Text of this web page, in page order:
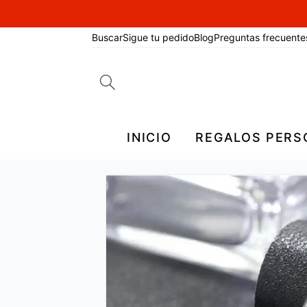
BuscarSigue tu pedidoBlogPreguntas
INICIO REGALOS